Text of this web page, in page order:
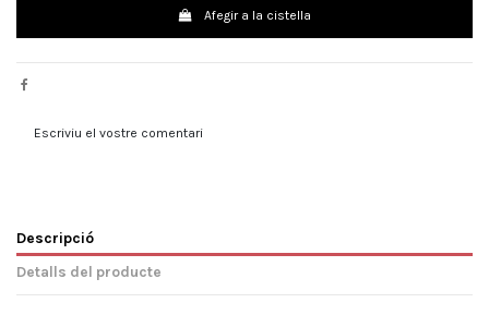
Afegir a la cistella
Escriviu el vostre comentari
Descripció
Detalls del producte